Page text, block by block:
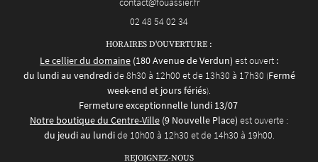
02 48 54 02 34
HORAIRES D'OUVERTURE :
Le cellier du domaine (180 Avenue de Verdun) est ouvert :
du lundi au vendredide 8h30 à 12h00 et de 13h30 à 17h30 (Fermé
week-end et jours fériés).
Fermeture exceptionnelle lundi 13/07
Notre boutique du Centre-Ville (9 Nouvelle Place) est ouverte :
du jeudi au lundide 10h00 à 12h30 et de 14h30 à 19h00.
REJOIGNEZ-NOUS